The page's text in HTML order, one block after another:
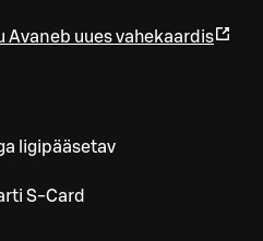
Avaneb uues vahekaardis
ligipääsetav
S-Card